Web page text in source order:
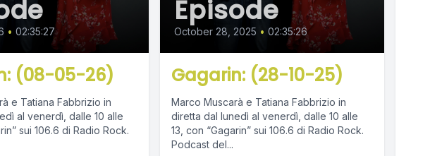
• 02:35:27
(08-05-26)
e Tatiana Fabbrizio in
al venerdì, dalle 10 alle
sui 106.6 di Radio Rock.
Episode
October 28, 2025 • 02:35:26
Gagarin: (28-10-25)
Marco Muscarà e Tatiana Fabbrizio in
diretta dal lunedì al venerdì, dalle 10 alle
13, con “Gagarin” sui 106.6 di Radio Rock.
Podcast del...